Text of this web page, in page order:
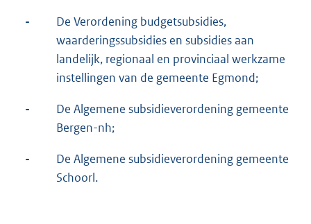
-
De Verordening budgetsubsidies,
waarderingssubsidies en subsidies aan
landelijk, regionaal en provinciaal werkzame
instellingen van de gemeente Egmond;
-
De Algemene subsidieverordening gemeente
Bergen-nh;
-
De Algemene subsidieverordening gemeente
Schoorl.